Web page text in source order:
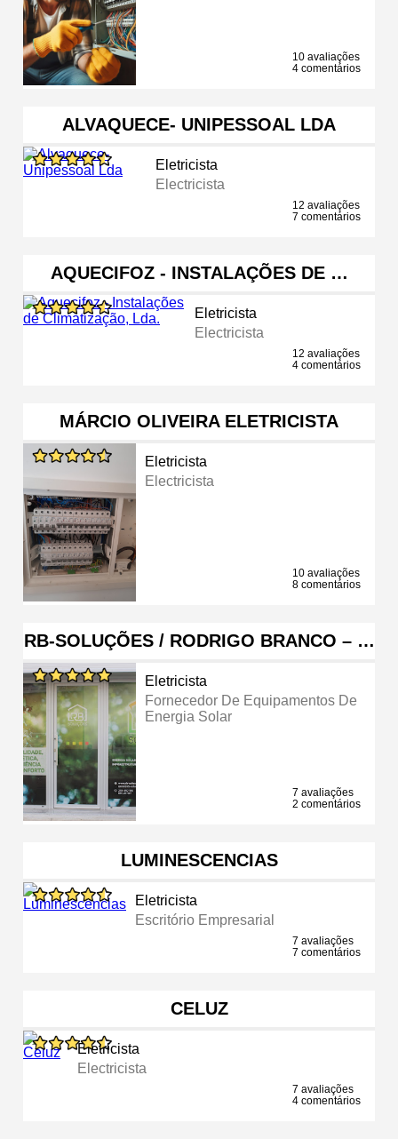
10 avaliações
4 comentários
ALVAQUECE- UNIPESSOAL LDA
Eletricista
Electricista
12 avaliações
7 comentários
AQUECIFOZ - INSTALAÇÕES DE …
Eletricista
Electricista
12 avaliações
4 comentários
MÁRCIO OLIVEIRA ELETRICISTA
Eletricista
Electricista
10 avaliações
8 comentários
RB-SOLUÇÕES / RODRIGO BRANCO – …
Eletricista
Fornecedor De Equipamentos De
Energia Solar
7 avaliações
2 comentários
LUMINESCENCIAS
Eletricista
Escritório Empresarial
7 avaliações
7 comentários
CELUZ
Eletricista
Electricista
7 avaliações
4 comentários